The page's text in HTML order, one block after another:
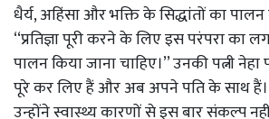
धैर्य, अहिंसा और भक्ति के सिद्धांतों का पालन
‘‘प्रतिज्ञा पूरी करने के लिए इस परंपरा का
पालन किया जाना चाहिए।’’ उनकी पत्नी
पूरे कर लिए हैं और अब अपने पति के साथ हैं।
उन्होंने स्वास्थ्य कारणों से इस बार संकल्प